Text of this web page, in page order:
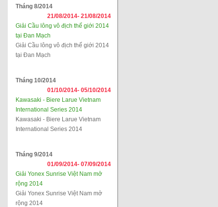
Tháng 8/2014
21/08/2014- 21/08/2014
Giải Cầu lông vô địch thế giới 2014
tại Đan Mạch
Giải Cầu lông vô địch thế giới 2014
tại Đan Mạch
Tháng 10/2014
01/10/2014- 05/10/2014
Kawasaki - Biere Larue Vietnam
International Series 2014
Kawasaki - Biere Larue Vietnam
International Series 2014
Tháng 9/2014
01/09/2014- 07/09/2014
Giải Yonex Sunrise Việt Nam mở
rộng 2014
Giải Yonex Sunrise Việt Nam mở
rộng 2014